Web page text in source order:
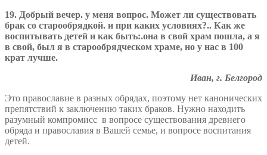
19. Добрый вечер. у меня вопрос. Может ли существовать
брак со старообрядкой. и при каких условиях?.. Как же
воспитывать детей и как быть:.она в свой храм пошла, а я
в свой, был я в старообрядческом храме, но у нас в 100
крат лучше.
Иван, г. Белгород
Это православие в разных обрядах, поэтому нет канонических
препятствий к заключению таких браков. Нужно находить
разумный компромисс в вопросе существования древнего
обряда и православия в Вашей семье, и вопросе воспитания
детей.